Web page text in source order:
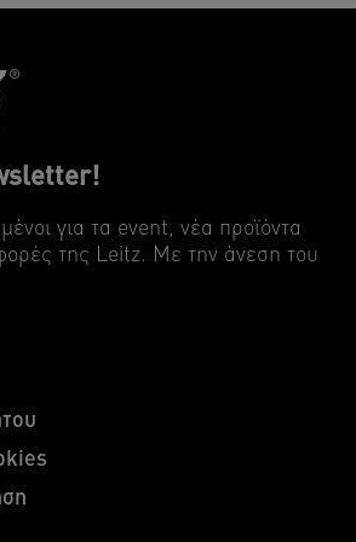
σας - και το περιβάλλον
για τα event, νέα προϊόντα
της Leitz. Mε την άνεση του